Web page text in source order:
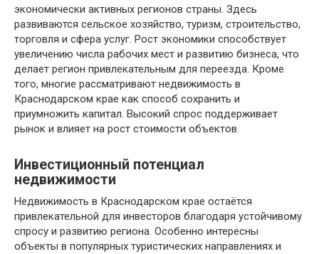
экономически активных регионов страны. Здесь
развиваются сельское хозяйство, туризм, строительство,
торговля и сфера услуг. Рост экономики способствует
увеличению числа рабочих мест и развитию бизнеса, что
делает регион привлекательным для переезда. Кроме
того, многие рассматривают недвижимость в
Краснодарском крае как способ сохранить и
приумножить капитал. Высокий спрос поддерживает
рынок и влияет на рост стоимости объектов.
Инвестиционный потенциал
недвижимости
Недвижимость в Краснодарском крае остаётся
привлекательной для инвесторов благодаря устойчивому
спросу и развитию региона. Особенно интересны
объекты в популярных туристических направлениях и